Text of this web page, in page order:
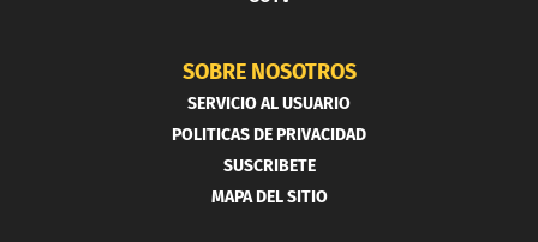
SOBRE NOSOTROS
SERVICIO AL USUARIO
POLITICAS DE PRIVACIDAD
SUSCRIBETE
MAPA DEL SITIO